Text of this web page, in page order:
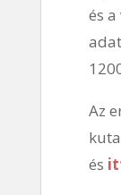
és
Az
és